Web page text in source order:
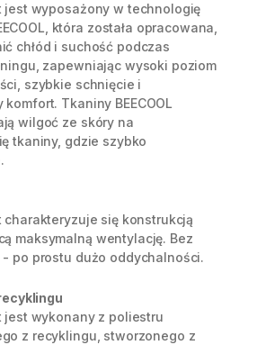
jest wyposażony w technologię
która została opracowana,
chłód i suchość podczas
zapewniając wysoki poziom
szybkie schnięcie i
komfort. Tkaniny BEECOOL
wilgoć ze skóry na
tkaniny, gdzie szybko
charakteryzuje się konstrukcją
maksymalną wentylację. Bez
po prostu dużo oddychalności.
jest wykonany z poliestru
z recyklingu, stworzonego z